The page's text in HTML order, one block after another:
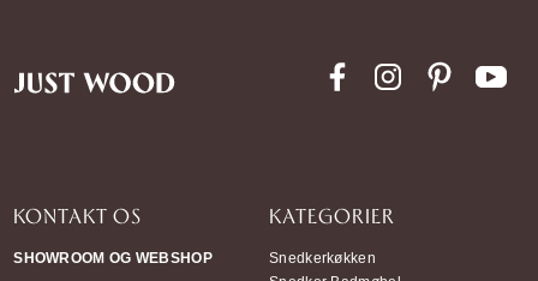
KONTAKT OS
SHOWROOM OG WEBSHOP
KATEGORIER
Snedkerkøkken